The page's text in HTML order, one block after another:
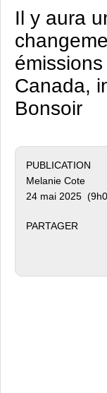
Il y aura
Canada,
Bonsoir
PUBLICATION
Melanie Cote
24 mai 2025
PARTAGER